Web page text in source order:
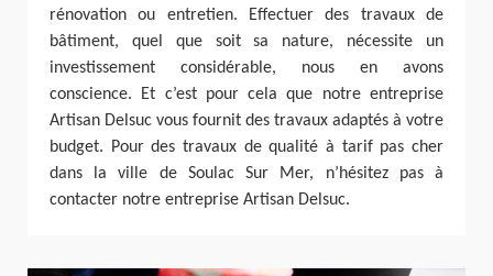
rénovation ou entretien. Effectuer des travaux de
bâtiment, quel que soit sa nature, nécessite un
investissement considérable, nous en avons
conscience. Et c’est pour cela que notre entreprise
Artisan Delsuc vous fournit des travaux adaptés à votre
budget. Pour des travaux de qualité à tarif pas cher
dans la ville de Soulac Sur Mer, n’hésitez pas à
contacter notre entreprise Artisan Delsuc.